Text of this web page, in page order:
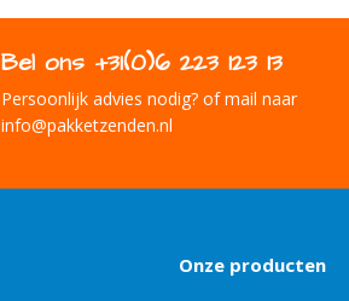
Bel ons +31(0)6 223 123 13
Persoonlijk advies nodig? of mail naar
info@pakketzenden.nl
Onze producten